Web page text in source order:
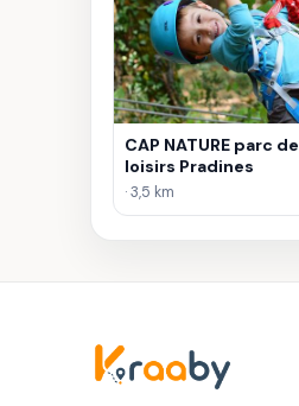
CAP NATURE parc de
loisirs Pradines
· 3,5 km